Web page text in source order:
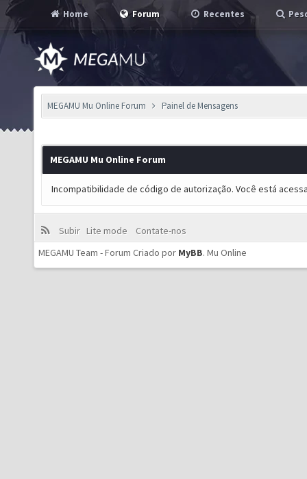
Home Forum Recentes
MEGAMU Mu Online Forum Painel de Mensagens
MEGAMU Mu Online Forum
Incompatibilidade de código de autorização. Você está
Subir Lite mode
Contate-nos
MEGAMU Team - Forum Criado por MyBB. Mu Online